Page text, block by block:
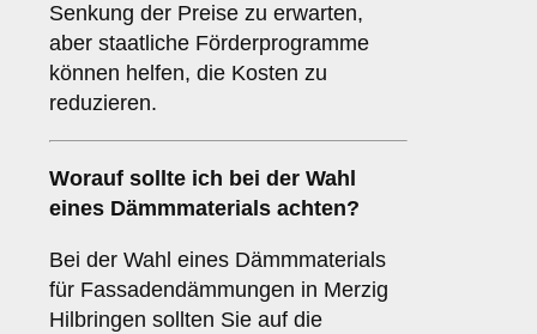
Senkung der Preise zu erwarten,
aber staatliche Förderprogramme
können helfen, die Kosten zu
reduzieren.
Worauf sollte ich bei der Wahl
eines Dämmmaterials achten?
Bei der Wahl eines Dämmmaterials
für Fassadendämmungen in Merzig
Hilbringen sollten Sie auf die